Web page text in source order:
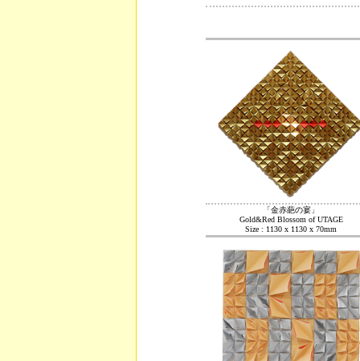
「金赤葩の宴」
Gold&Red Blossom of UTAGE
Size : 1130 x 1130 x 70mm